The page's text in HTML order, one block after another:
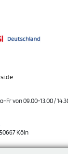
Fr von 09.00-13.00 /
Köln